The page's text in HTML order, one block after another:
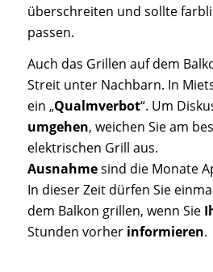
überschreiten und sollte
passen.
Auch das Grillen auf dem
Streit unter Nachbarn. In
ein „Qualmverbot“. Um
umgehen, weichen Sie am
elektrischen Grill aus.
Ausnahmesind die Monate
In dieser Zeit dürfen Sie
dem Balkon grillen, wenn Sie
Stunden vorher informieren.